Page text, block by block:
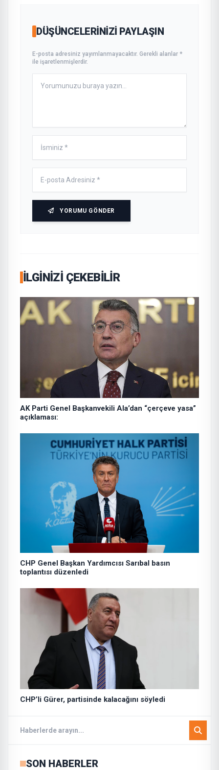
DÜŞÜNCELERINIZI PAYLAŞIN
E-posta adresiniz yayımlanmayacaktır. Gerekli alanlar *
ile işaretlenmişlerdir.
YORUMU GÖNDER
İLGINIZI ÇEKEBILIR
AK Parti Genel Başkanvekili Ala’dan “çerçeve yasa”
açıklaması:
CHP Genel Başkan Yardımcısı Sarıbal basın
toplantısı düzenledi
CHP’li Gürer, partisinde kalacağını söyledi
SON HABERLER